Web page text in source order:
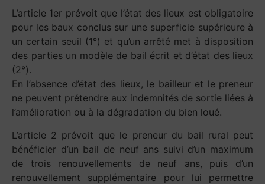
L’article 1er prévoit que l’état des lieux est obligatoire
pour les baux conclus sur une superficie supérieure à
un certain seuil (1°) et qu’un arrêté met à disposition
des parties un modèle de bail écrit et d’état des lieux
(2°).
En l’absence d’état des lieux, le bailleur et le preneur
ne peuvent prétendre aux indemnités de sortie liées à
l’amélioration ou à la dégradation du bien loué.
L’article 2 prévoit que le preneur du bail rural peut
bénéficier d’un bail de neuf ans suivi d’un maximum
de trois renouvellements de neuf ans, puis d’un
renouvellement supplémentaire pour lui permettre